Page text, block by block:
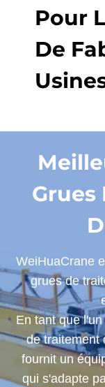
Pour
De
WeiHuaCrane
grues de
En tant que
de traitement
fournit un
qui s'adapte